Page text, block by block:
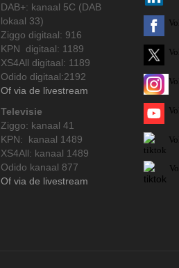
DAB+: kanaal 5C (DAB
lokaal 33)
Ziggo digitaal: 916
KPN digitaal: 1189
XS4All digitaal: 1189
Odido digitaal:2192
Of via de livestream
Televisie
Ziggo: kanaal 41
KPN: kanaal 1489
XS4All: kanaal 1489
Odido kanaal 877
Of via de livestream